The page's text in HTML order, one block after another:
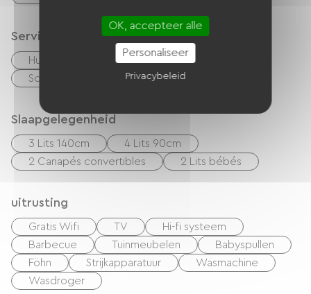
Services
Huisdieren toegelaten
Vellen te huur
Schoonmaak met toeslag
Slaapgelegenheid
3 Lits 140cm
4 Lits 90cm
2 Canapés convertibles
2 Lits bébés
uitrusting
Gratis Wifi TV
Hi-fi systeem
Barbecue
Tuinmeubelen
Babyspullen
Föhn
Strijkapparatuur
Wasmachine
Wasdroger
OK, accepteer alle
Personaliseer
Privacybeleid